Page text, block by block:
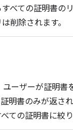
べての証明書の
削除されます。
ーザーが証明書
明書のみが返さ
ての証明書に絞り